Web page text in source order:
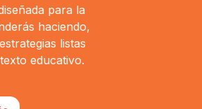
para la
haciendo,
listas
educativo.